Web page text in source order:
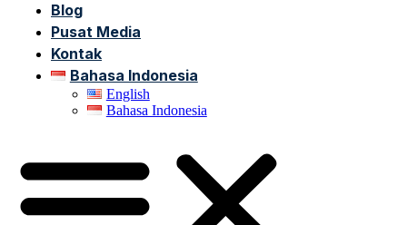
Blog
Pusat Media
Kontak
Bahasa Indonesia
English
Bahasa Indonesia